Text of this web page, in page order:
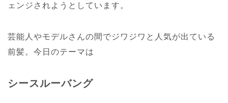
ェンジされようとしています。
芸能人やモデルさんの間でジワジワと人気が出ている
前髪。今日のテーマは
シースルーバング